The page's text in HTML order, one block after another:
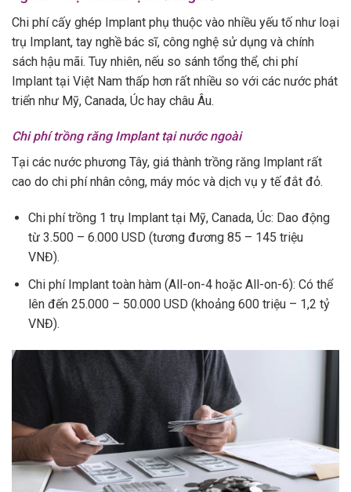
Chi phí cấy ghép Implant phụ thuộc vào nhiều yếu tố như loại
trụ Implant, tay nghề bác sĩ, công nghệ sử dụng và chính
sách hậu mãi. Tuy nhiên, nếu so sánh tổng thể, chi phí
Implant tại Việt Nam thấp hơn rất nhiều so với các nước phát
triển như Mỹ, Canada, Úc hay châu Âu.
Chi phí trồng răng Implant tại nước ngoài
Tại các nước phương Tây, giá thành trồng răng Implant rất
cao do chi phí nhân công, máy móc và dịch vụ y tế đắt đỏ.
Chi phí trồng 1 trụ Implant tại Mỹ, Canada, Úc: Dao động
từ 3.500 – 6.000 USD (tương đương 85 – 145 triệu
VNĐ).
Chi phí Implant toàn hàm (All-on-4 hoặc All-on-6): Có thể
lên đến 25.000 – 50.000 USD (khoảng 600 triệu – 1,2 tỷ
VNĐ).